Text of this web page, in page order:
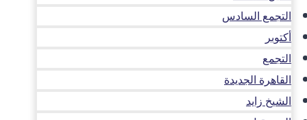
التجمع السادس
أكتوبر
التجمع
القاهرة الجديدة
الشيخ زايد